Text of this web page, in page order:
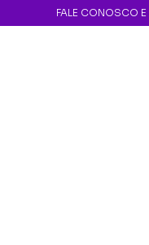
FALE CONOSCO